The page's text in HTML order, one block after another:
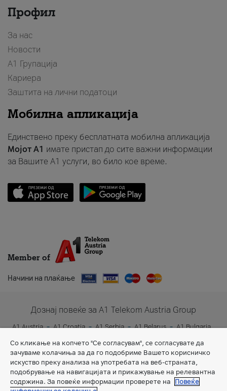
Профил
За нас
Новости
А1 Групација
Кариера
Заштита на лични податоци
Мобилна апликација
Единствено преку бесплатната мобилна апликација
Мојот A1 имате пристап до сите важни информации
за Вашите A1 услуги, во било кое време.
Member of
Начини на плаќање
Дознај повеќе за A1 Telekom Austria Group
A1 Austria A1 Croatia A1 Serbia A1 Belarus
A1 Bulgaria
Со кликање на копчето "Се согласувам", се согласувате да
зачуваме колачиња за да го подобриме Вашето корисничко
искуство преку анализа на употребата на веб-страната,
подобрување на навигацијата и прикажување на релевантна
содржина. За повеќе информации проверете на
Повеќе